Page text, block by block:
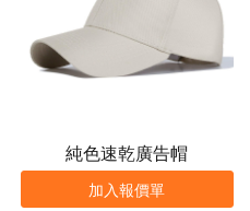
純色速乾廣告帽
加入報價單